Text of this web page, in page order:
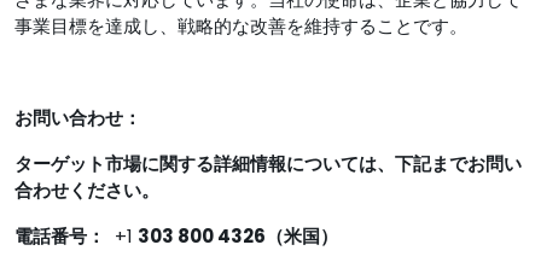
事業目標を達成し、戦略的な改善を維持することです。
お問い合わせ：
ターゲット市場に関する詳細情報については、下記までお問い
合わせください。
電話番号：
+1 303 800 4326（米国）